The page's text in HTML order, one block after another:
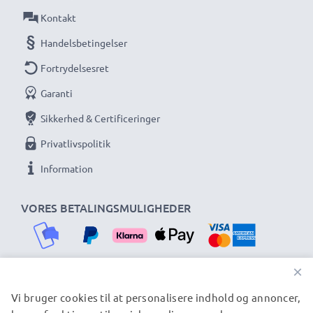
CELLONIC. Bestil nu for hurtig levering og 3 års
VORES BETALINGSMULIGHEDER
Kontakt
Handelsbetingelser
Fortrydelsesret
Garanti
Sikkerhed & Certificeringer
Privatlivspolitik
Information
VORES FORSENDELSESPARTNERE
×
Vi bruger cookies til at personalisere indhold og annoncer,